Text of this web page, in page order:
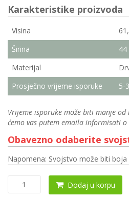
Karakteristike proizvoda
Visina
Širina
44
Materijal
Prosječno vrijeme isporuke
5-
Vrijeme isporuke može biti manje od
ćemo vas putem emaila informisati
Obavezno odaberite
Napomena: Svojstvo može biti
Noćnik
Dodaj u korpu